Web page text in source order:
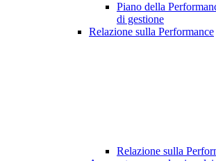
Piano della
di gestione
Relazione sulla Performance
Relazione sulla